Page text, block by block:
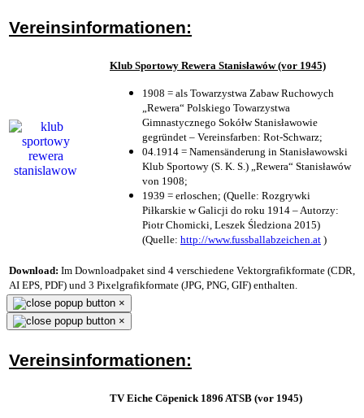
Vereinsinformationen:
Klub Sportowy Rewera Stanisławów (vor 1945)
1908 = als Towarzystwa Zabaw Ruchowych
„Rewera“ Polskiego Towarzystwa
Gimnastycznego Sokółw Stanisławowie
gegründet – Vereinsfarben: Rot-Schwarz;
04.1914 = Namensänderung in Stanisławowski
Klub Sportowy (S. K. S.) „Rewera“ Stanisławów
von 1908;
1939 = erloschen; (Quelle: Rozgrywki
Piłkarskie w Galicji do roku 1914 – Autorzy:
Piotr Chomicki, Leszek Śledziona 2015)
(Quelle: http://www.fussballabzeichen.at )
Download: Im Downloadpaket sind 4 verschiedene Vektorgrafikformate (CDR,
AI EPS, PDF) und 3 Pixelgrafikformate (JPG, PNG, GIF) enthalten.
×
×
Vereinsinformationen:
TV Eiche Cöpenick 1896 ATSB (vor 1945)